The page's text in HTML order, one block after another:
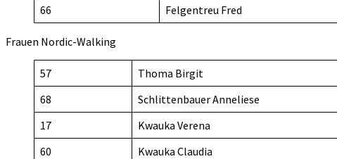
66
Felgentreu Fred
Frauen Nordic-Walking
57 Thoma Birgit
68
Schlittenbauer Anneliese
17
Kwauka Verena
60
Kwauka Claudia